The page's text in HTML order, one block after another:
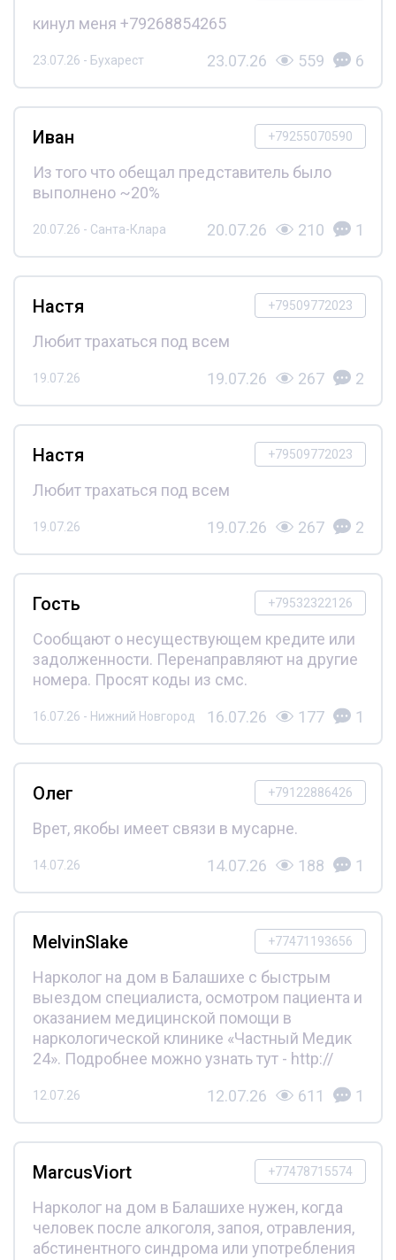
кинул меня +79268854265
23.07.26 - Бухарест 23.07.26 559 6
+79255070590
Иван
Из того что обещал представитель было
выполнено ~20%
20.07.26 - Санта-Клара 20.07.26 210 1
+79509772023
Настя
Любит трахаться под всем
19.07.26 19.07.26 267 2
+79509772023
Настя
Любит трахаться под всем
19.07.26 19.07.26 267 2
+79532322126
Гость
Сообщают о несуществующем кредите или
задолженности. Перенаправляют на другие
номера. Просят коды из смс.
16.07.26 - Нижний Новгород 16.07.26 177 1
+79122886426
Олег
Врет, якобы имеет связи в мусарне.
14.07.26 14.07.26 188 1
+77471193656
MelvinSlake
Нарколог на дом в Балашихе с быстрым
выездом специалиста, осмотром пациента и
оказанием медицинской помощи в
наркологической клинике «Частный Медик
24». Подробнее можно узнать тут - http://
12.07.26 12.07.26 611 1
+77478715574
MarcusViort
Нарколог на дом в Балашихе нужен, когда
человек после алкоголя, запоя, отравления,
абстинентного синдрома или употребления